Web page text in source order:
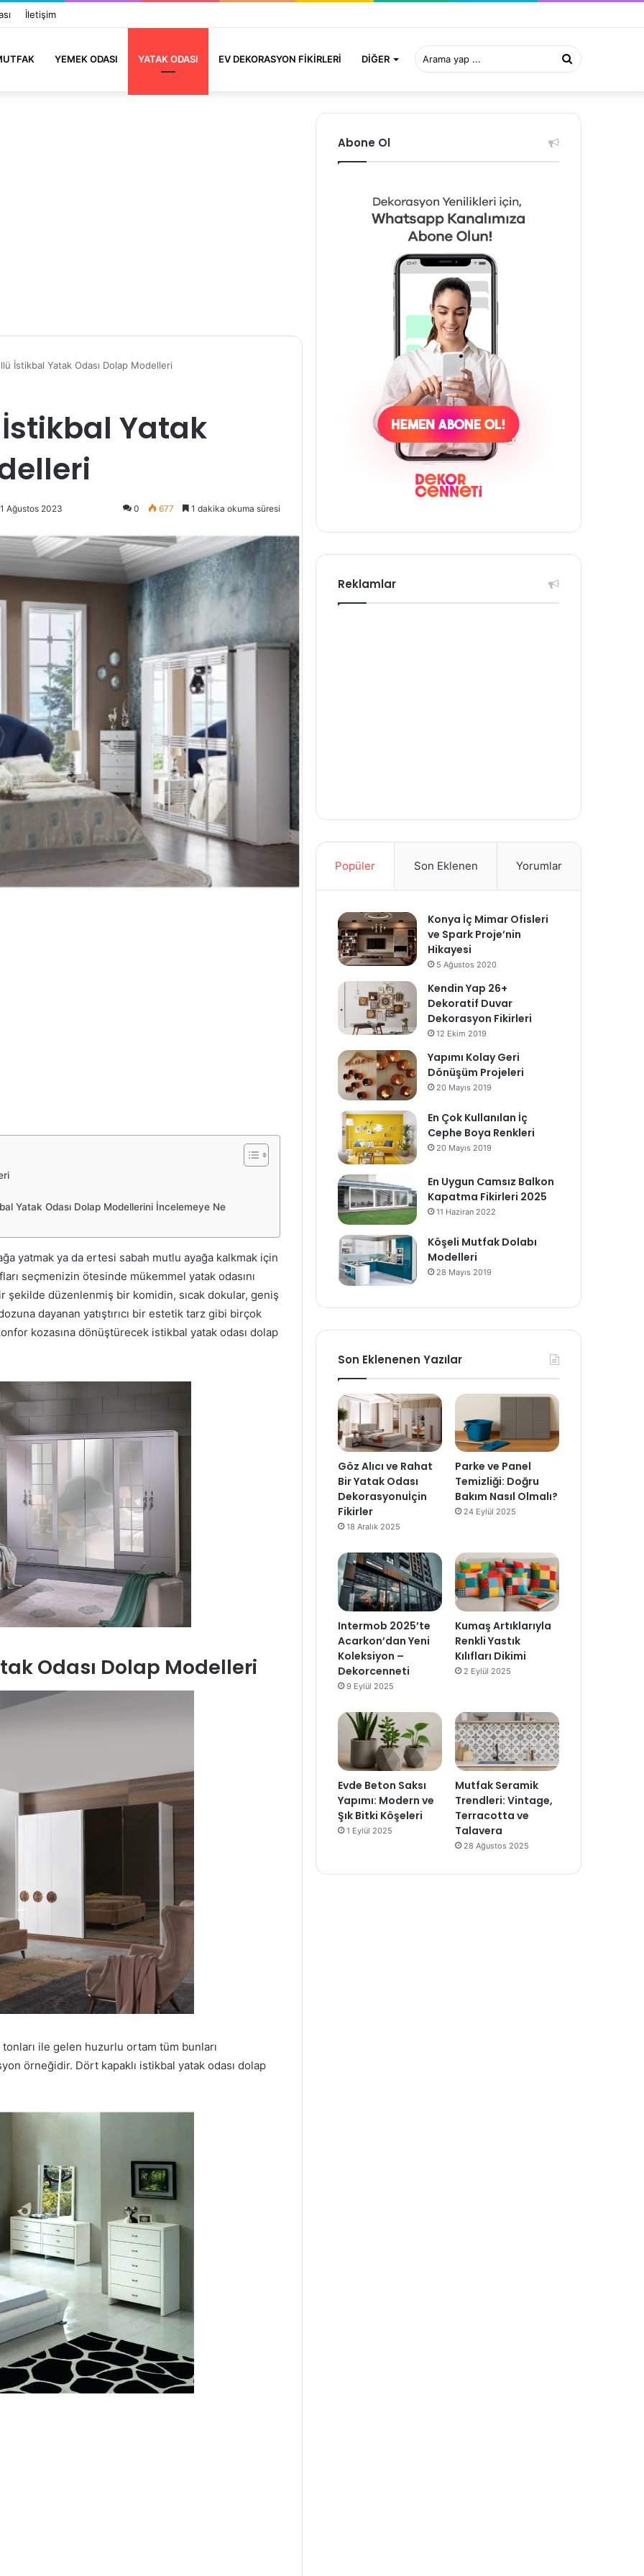
İletişim
YEMEK ODASI YATAK ODASI EV DEKORASYON FIKIRLERI DIĞER Arama
yap
İstikbal Yatak Odası Dolap Modelleri
Yatak
Ağustos 2023 0 677 1 dakika okuma süresi
Yatak Odası Dolap Modellerini İncelemeye Ne
yatmak ya da ertesi sabah mutlu ayağa kalkmak için
seçmenizin ötesinde mükemmel yatak odasını
şekilde düzenlenmiş bir komidin, sıcak dokular, geniş
dayanan yatıştırıcı bir estetik tarz gibi birçok
kozasına dönüştürecek istikbal yatak odası dolap
Odası Dolap Modelleri
ile gelen huzurlu ortam tüm bunları
örneğidir. Dört kapaklı istikbal yatak odası dolap
Abone Ol
Reklamlar
Popüler Son Eklenen Yorumlar
Konya İç Mimar Ofisleri
ve Spark Proje’nin
Hikayesi
5 Ağustos 2020
Kendin Yap 26+
Dekoratif Duvar
Dekorasyon Fikirleri
12 Ekim 2019
Yapımı Kolay Geri
Dönüşüm Projeleri
20 Mayıs 2019
En Çok Kullanılan İç
Cephe Boya Renkleri
20 Mayıs 2019
En Uygun Camsız Balkon
Kapatma Fikirleri 2025
11 Haziran 2022
Köşeli Mutfak Dolabı
Modelleri
28 Mayıs 2019
Son Eklenenen Yazılar
Göz Alıcı ve Rahat
Bir Yatak Odası
Dekorasyonuİçin
Fikirler
18 Aralık 2025
Parke ve Panel
Temizliği: Doğru
Bakım Nasıl Olmalı?
24 Eylül 2025
Intermob 2025’te
Acarkon’dan Yeni
Koleksiyon –
Dekorcenneti
9 Eylül 2025
Kumaş Artıklarıyla
Renkli Yastık
Kılıfları Dikimi
2 Eylül 2025
Evde Beton Saksı
Yapımı: Modern ve
Şık Bitki Köşeleri
1 Eylül 2025
Mutfak Seramik
Trendleri: Vintage,
Terracotta ve
Talavera
28 Ağustos 2025